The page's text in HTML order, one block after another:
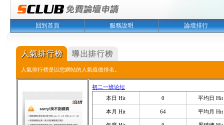
回到首頁 服務說明 論壇排行
人氣排行榜是以您網站的人氣值做排名。
初二一班论坛
本日 Hit
0 平均日 Hit
本月 Hit 64 平均月 Hit